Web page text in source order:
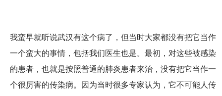
我蛮早就听说武汉有这个病了，但当时大家都没有把它当作
一个蛮大的事情，包括我们医生也是。最初，对这些被感染
的患者，也就是按照普通的肺炎患者来治，没有把它当作一
个很厉害的传染病。因为当时很多专家认为，它不可能人传